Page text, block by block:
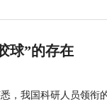
球”的存在
，我国科研人员领